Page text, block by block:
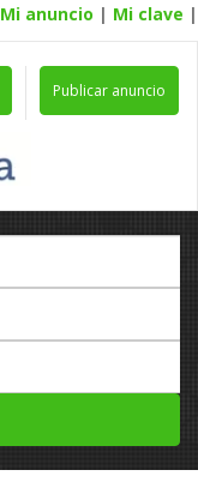
Mi anuncio | Mi clave |
Publicar anuncio